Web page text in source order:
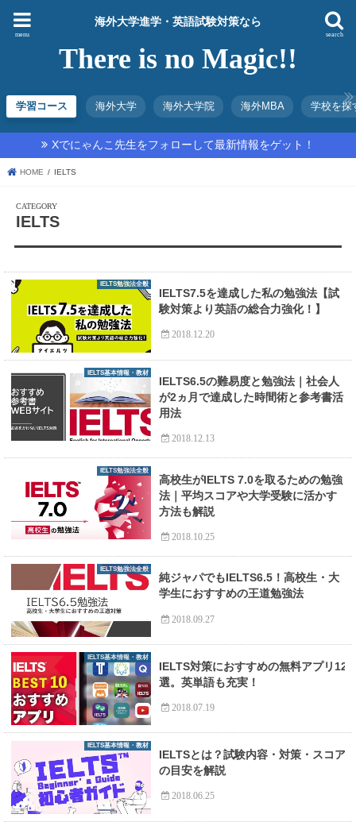
海外大学進学・英語試験対策なら
There is no Magic!!
search
menu
学習コース 海外大学 海外大学院 海外MBA 学校を探
Xでにゃんこ先生をフォローして最新情報をゲット！
HOME IELTS
IELTS
IELTS勉強法全般
IELTS7.5を達成した私の勉強法【試
験対策より英語の総合力強化！】
2018.12.20
IELTS基本情報・教材
IELTS6.5の難易度と勉強法｜社会人
が2ヵ月で達成した時間術と参考書活
用法
2018.12.13
IELTS勉強法全般
高校生がIELTS 7.0を取るための勉強
法｜平均スコアや大学受験に活かす
方法も解説
2018.10.25
IELTS勉強法全般
純ジャパでもIELTS6.5！高校生・大
学生におすすめの王道勉強法
2018.09.27
IELTS基本情報・教材
IELTS対策におすすめの無料アプリ12
選。英単語も充実！
2018.07.19
IELTS基本情報・教材
IELTSとは？試験内容・対策・スコア
の目安を解説
2018.06.25